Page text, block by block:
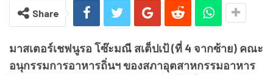
Share
มาสเตอร์เชฟนูรอ โซ๊ะมณี สเต็ปเป้ (ที่ 4 จากซ้าย) คณะ
อนุกรรมการอาหารถิ่นฯ ของสภาอุตสาหกรรมอาหาร